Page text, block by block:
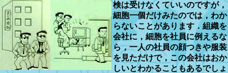
検は受けなくていいのですが，
細胞一個だけみたのでは，わか
らないことがあります．組織を
会社に，細胞を社員に例えるな
ら，一人の社員の顔つきや服装
を見ただけで，この会社はおか
しいとわかることもあるでしょ